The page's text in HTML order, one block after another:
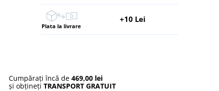
Plata la livrare
+10 Lei
Cumpărați încă de 469,00 lei
și obțineți TRANSPORT GRATUIT